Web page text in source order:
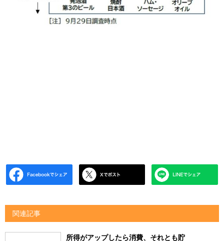
関連記事
所得がアップしたら消費、それとも貯